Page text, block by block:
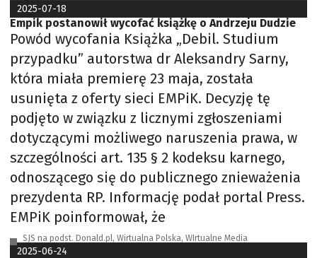
2025-07-18
Empik postanowił wycofać książkę o Andrzeju Dudzie
Powód wycofania Książka „Debil. Studium
przypadku” autorstwa dr Aleksandry Sarny,
która miała premierę 23 maja, została
usunięta z oferty sieci EMPiK. Decyzję tę
podjęto w związku z licznymi zgłoszeniami
dotyczącymi możliwego naruszenia prawa, w
szczególności art. 135 § 2 kodeksu karnego,
odnoszącego się do publicznego znieważenia
prezydenta RP. Informację podał portal Press.
EMPiK poinformował, że
SJS na podst. Donald.pl, Wirtualna Polska, WIrtualne Media
2025-06-24